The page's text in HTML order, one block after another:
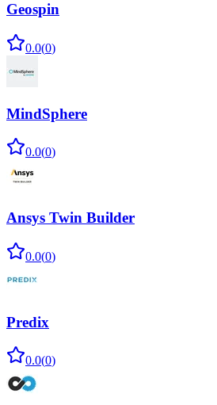
Geospin
0.0(0)
MindSphere
0.0(0)
Ansys Twin Builder
0.0(0)
Predix
0.0(0)